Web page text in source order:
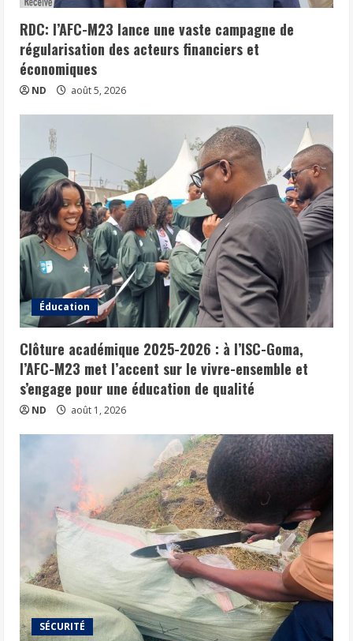
RDC: l’AFC-M23 lance une vaste campagne de
régularisation des acteurs financiers et
économiques
ND août 5, 2026
Éducation
Clôture académique 2025-2026 : à l’ISC-Goma,
l’AFC-M23 met l’accent sur le vivre-ensemble et
s’engage pour une éducation de qualité
ND août 1, 2026
SÉCURITÉ